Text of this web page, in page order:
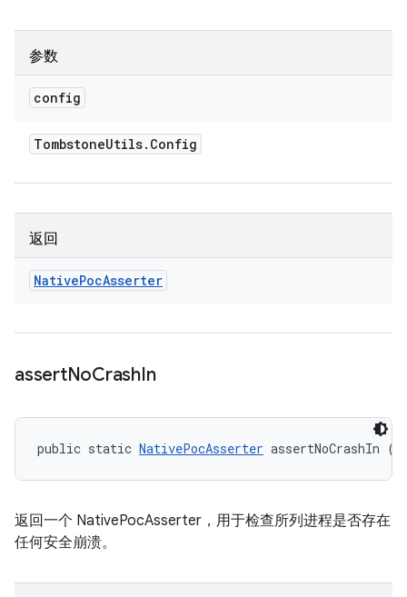
参数
config
TombstoneUtils. Config
返回
NativePocAsserter
assertNoCrashIn
public static NativePocAsserter assertNoCrashIn
返回一个 NativePocAsserter，用于检查所列进程是否存在
任何安全崩溃。